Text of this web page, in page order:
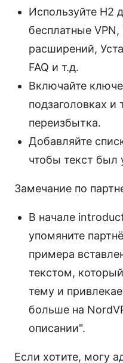
Используйте H2
бесплатные
расширений,
FAQ и т.д.
Включайте
подзаголовках и
переизбытка.
Добавляйте
чтобы текст
Замечание по
В начале
упомяните
примера
текстом,
тему и
больше на
описании".
Если хотите, могу